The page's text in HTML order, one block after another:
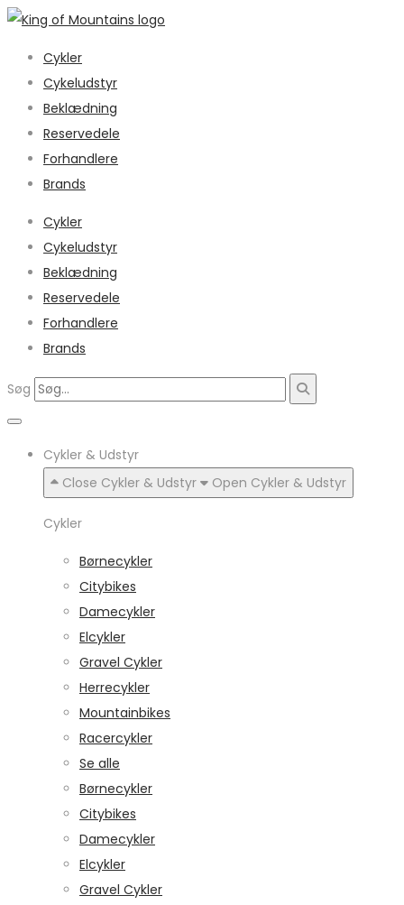
Cykler
Cykeludstyr
Beklædning
Reservedele
Forhandlere
Brands
Cykler
Cykeludstyr
Beklædning
Reservedele
Forhandlere
Brands
Søg
Cykler & Udstyr
Close Cykler & Udstyr
Open Cykler & Udstyr
Cykler
Børnecykler
Citybikes
Damecykler
Elcykler
Gravel Cykler
Herrecykler
Mountainbikes
Racercykler
Se alle
Børnecykler
Citybikes
Damecykler
Elcykler
Gravel Cykler